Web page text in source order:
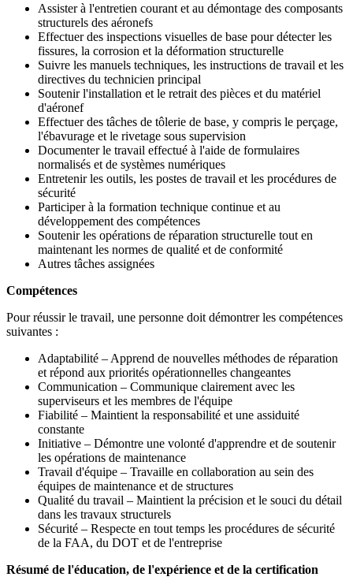
Assister à l'entretien courant et au démontage des composants
structurels des aéronefs
Effectuer des inspections visuelles de base pour détecter les
fissures, la corrosion et la déformation structurelle
Suivre les manuels techniques, les instructions de travail et les
directives du technicien principal
Soutenir l'installation et le retrait des pièces et du matériel
d'aéronef
Effectuer des tâches de tôlerie de base, y compris le perçage,
l'ébavurage et le rivetage sous supervision
Documenter le travail effectué à l'aide de formulaires
normalisés et de systèmes numériques
Entretenir les outils, les postes de travail et les procédures de
sécurité
Participer à la formation technique continue et au
développement des compétences
Soutenir les opérations de réparation structurelle tout en
maintenant les normes de qualité et de conformité
Autres tâches assignées
Compétences
Pour réussir le travail, une personne doit démontrer les compétences
suivantes :
Adaptabilité – Apprend de nouvelles méthodes de réparation
et répond aux priorités opérationnelles changeantes
Communication – Communique clairement avec les
superviseurs et les membres de l'équipe
Fiabilité – Maintient la responsabilité et une assiduité
constante
Initiative – Démontre une volonté d'apprendre et de soutenir
les opérations de maintenance
Travail d'équipe – Travaille en collaboration au sein des
équipes de maintenance et de structures
Qualité du travail – Maintient la précision et le souci du détail
dans les travaux structurels
Sécurité – Respecte en tout temps les procédures de sécurité
de la FAA, du DOT et de l'entreprise
Résumé de l'éducation, de l'expérience et de la certification